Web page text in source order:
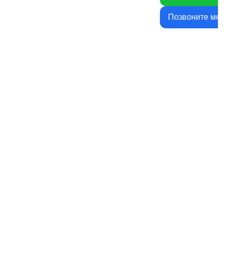
Позвоните мне